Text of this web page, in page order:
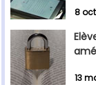
8
13